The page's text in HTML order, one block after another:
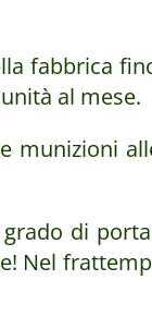
fabbrica
al mese.
munizioni
di
Nel